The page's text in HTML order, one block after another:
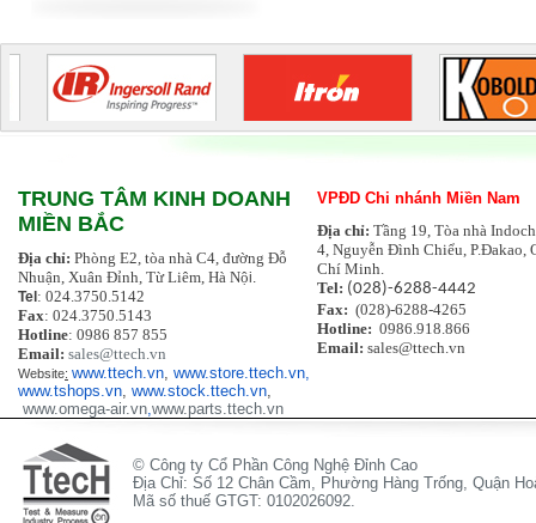
TRUNG TÂM KINH DOANH
MIỀN BẮC
Địa chỉ: Phòng E2, tòa nhà C4, đường Đỗ
Nhuận, Xuân Đỉnh, Từ Liêm, Hà Nội.
Tel: 024.3750.5142
Fax: 024.3750.5143
Hotline: 0986 857 855
Email: sales@ttech.vn
Website: www.ttech.vn www.store.ttech.vn,
www.tshops.vn www.stock.ttech.vn
www.omega-air.vn www.parts.ttech.vn
VPĐD Chi nhánh Miền Nam
Địa chỉ: Tầng 19, Tòa nhà
4, Nguyễn Đình Chiểu, P.Đakao,
Chí Minh.
Tel: (028)-6288-4442
Fax: (028)-6288-4265
Hotline: 0986.918.866
Email: sales@ttech.vn
© Công ty Cổ Phần Công Nghệ Đỉnh Cao
Địa Chỉ: Số 12 Chân Cầm, Phường Hàng Trống, Quận
Mã số thuế GTGT: 0102026092.